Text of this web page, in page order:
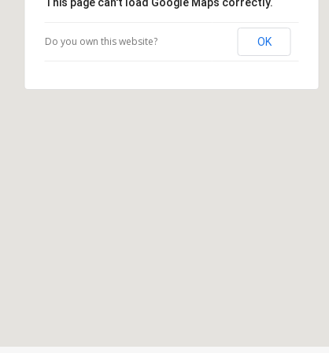
Do you own this website? OK